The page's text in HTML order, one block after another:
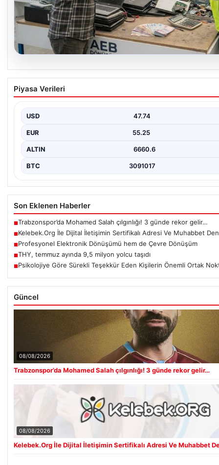
Profesyonel Elektronik Dönüşümü hem de
Dönüşüm
aralıklarla yenilemektedir. Söz konusu güncelleme…
Piyasa Verileri
USD 47.74
EUR 55.25
ALTIN 6660.6
BTC 3091017
Son Eklenen Haberler
■Trabzonspor’da Mohamed Salah çılgınlığı! 3 günde rekor gelir…
■Kelebek.Org İle Dijital İletişimin Sertifikalı Adresi Ve Muhabbet
■Profesyonel Elektronik Dönüşümü hem de Çevre Dönüşüm
■THY, temmuz ayında 9,5 milyon yolcu taşıdı
■Psikolojiye Göre Sürekli Teşekkür Eden Kişilerin Önemli Ortak
Güncel
08/08/2026
Trabzonspor’da Mohamed Salah çılgınlığı! 3 günde rekor gelir…
08/08/2026
Kelebek.Org İle Dijital İletişimin Sertifikalı Adresi Ve Muhabbet